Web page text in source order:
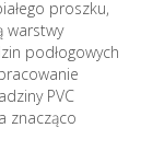
proszku,
warstwy
podłogowych
PVC
znacząco